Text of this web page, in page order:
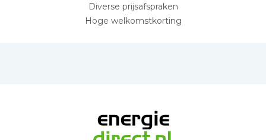
Diverse prijsafspraken
Hoge welkomstkorting